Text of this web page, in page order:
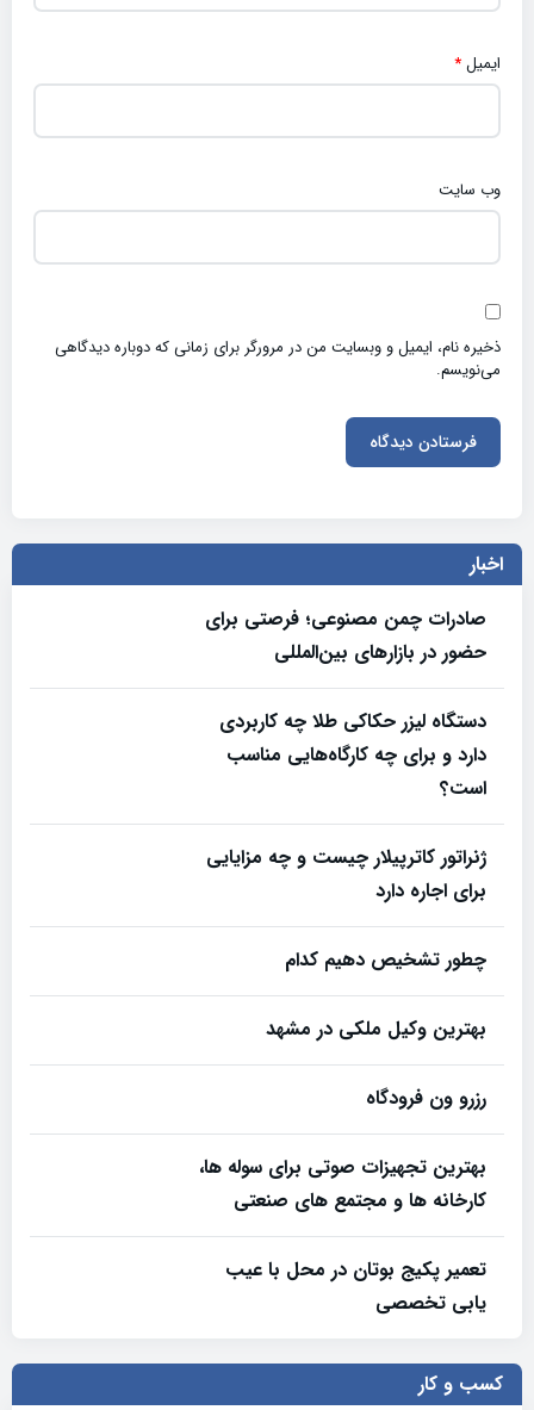
ایمیل*
وب‌ سایت
ذخیره نام، ایمیل و وبسایت من در مرورگر برای زمانی که دوباره دیدگاهی
می‌نویسم.
اخبار
صادرات چمن مصنوعی؛ فرصتی برای
حضور در بازارهای بین‌المللی
دستگاه لیزر حکاکی طلا چه کاربردی
دارد و برای چه کارگاه‌هایی مناسب
است؟
ژنراتور کاترپیلار چیست و چه مزایایی
برای اجاره دارد
چطور تشخیص دهیم کدام
بهترین وکیل ملکی در مشهد
رزرو ون فرودگاه
بهترین تجهیزات صوتی برای سوله‌ ها،
کارخانه‌ ها و مجتمع‌ های صنعتی
تعمیر پکیج بوتان در محل با عیب
یابی تخصصی
کسب و کار